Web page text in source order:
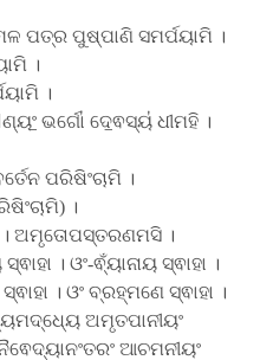
ପତ୍ର ପୁଷ୍ପାଣି ସମର୍ପୟାମି ।
।
।
ଭର୍ଗୋ॑ ଦେ॒ଵସ୍ୟ॑ ଧୀମହି ।
ପରିଷିଂଚାମି ।
।
। ଅମୃତୋପସ୍ତରଣମସି ।
। ଓଂ-ଵ୍ୟାଁନାୟ ସ୍ଵାହା ।
। ଓଂ ବ୍ରହ୍ମଣେ ସ୍ଵାହା ।
ଅମୃତପାନୀୟଂ
ଆଚମନୀୟଂ